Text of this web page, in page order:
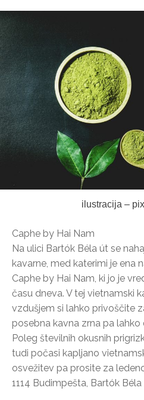
ilustracija –
Caphe by Hai Nam
Na ulici Bartók Béla út se
kavarne, med katerimi je ena
Caphe by Hai Nam, ki jo je
času dneva. V tej vietnamski
vzdušjem si lahko privoščite
posebna kavna zrna pa
Poleg številnih okusnih
tudi počasi kapljano
osvežitev pa prosite za
1114 Budimpešta, Bartók Béla